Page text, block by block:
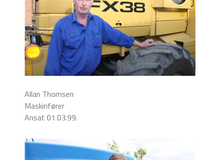
Allan Thomsen
Maskinfører
Ansat 01.03.99.